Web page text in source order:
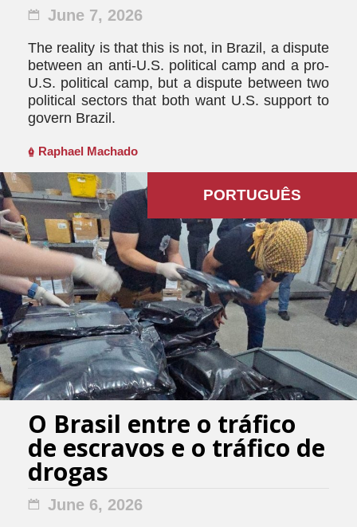
June 7, 2026
The reality is that this is not, in Brazil, a dispute
between an anti-U.S. political camp and a pro-
U.S. political camp, but a dispute between two
political sectors that both want U.S. support to
govern Brazil.
Raphael Machado
O Brasil entre o tráfico
de escravos e o tráfico de
drogas
June 6, 2026
PORTUGUÊS